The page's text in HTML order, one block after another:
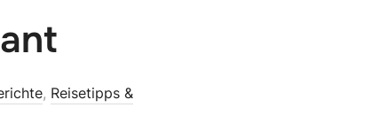
, Reisetipps &